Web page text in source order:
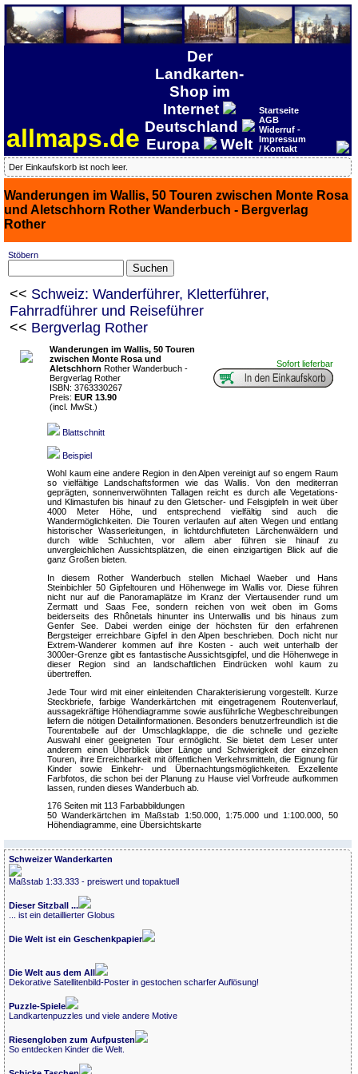
allmaps.de
Der
Landkarten-
Shop im
Internet
Deutschland
Europa
Welt
Startseite
AGB
Widerruf -
Impressum
/ Kontakt
Der Einkaufskorb ist noch leer.
Wanderungen im Wallis, 50 Touren zwischen Monte Rosa
und Aletschhorn Rother Wanderbuch - Bergverlag
Rother
Stöbern
<< Schweiz: Wanderführer, Kletterführer,
Fahrradführer und Reiseführer
<< Bergverlag Rother
Wanderungen im Wallis, 50 Touren
zwischen Monte Rosa und
Aletschhorn Rother Wanderbuch -
Bergverlag Rother
ISBN: 3763330267
Preis: EUR 13.90
(incl. MwSt.)
Sofort lieferbar
Blattschnitt
Beispiel
Wohl kaum eine andere Region in den Alpen vereinigt auf so engem Raum
so vielfältige Landschaftsformen wie das Wallis. Von den mediterran
geprägten, sonnenverwöhnten Tallagen reicht es durch alle Vegetations-
und Klimastufen bis hinauf zu den Gletscher- und Felsgipfeln in weit über
4000 Meter Höhe, und entsprechend vielfältig sind auch die
Wandermöglichkeiten. Die Touren verlaufen auf alten Wegen und entlang
historischer Wasserleitungen, in lichtdurchfluteten Lärchenwäldern und
durch wilde Schluchten, vor allem aber führen sie hinauf zu
unvergleichlichen Aussichtsplätzen, die einen einzigartigen Blick auf die
ganz Großen bieten.
In diesem Rother Wanderbuch stellen Michael Waeber und Hans
Steinbichler 50 Gipfeltouren und Höhenwege im Wallis vor. Diese führen
nicht nur auf die Panoramaplätze im Kranz der Viertausender rund um
Zermatt und Saas Fee, sondern reichen von weit oben im Goms
beiderseits des Rhônetals hinunter ins Unterwallis und bis hinaus zum
Genfer See. Dabei werden einige der höchsten für den erfahrenen
Bergsteiger erreichbare Gipfel in den Alpen beschrieben. Doch nicht nur
Extrem-Wanderer kommen auf ihre Kosten - auch weit unterhalb der
3000er-Grenze gibt es fantastische Aussichtsgipfel, und die Höhenwege in
dieser Region sind an landschaftlichen Eindrücken wohl kaum zu
übertreffen.
Jede Tour wird mit einer einleitenden Charakterisierung vorgestellt. Kurze
Steckbriefe, farbige Wanderkärtchen mit eingetragenem Routenverlauf,
aussagekräftige Höhendiagramme sowie ausführliche Wegbeschreibungen
liefern die nötigen Detailinformationen. Besonders benutzerfreundlich ist die
Tourentabelle auf der Umschlagklappe, die die schnelle und gezielte
Auswahl einer geeigneten Tour ermöglicht. Sie bietet dem Leser unter
anderem einen Überblick über Länge und Schwierigkeit der einzelnen
Touren, ihre Erreichbarkeit mit öffentlichen Verkehrsmitteln, die Eignung für
Kinder sowie Einkehr- und Übernachtungsmöglichkeiten. Exzellente
Farbfotos, die schon bei der Planung zu Hause viel Vorfreude aufkommen
lassen, runden dieses Wanderbuch ab.
176 Seiten mit 113 Farbabbildungen
50 Wanderkärtchen im Maßstab 1:50.000, 1:75.000 und 1:100.000, 50
Höhendiagramme, eine Übersichtskarte
Schweizer Wanderkarten
Maßstab 1:33.333 - preiswert und topaktuell
Dieser Sitzball ...
... ist ein detaillierter Globus
Die Welt ist ein Geschenkpapier
Die Welt aus dem All
Dekorative Satellitenbild-Poster in gestochen scharfer Auflösung!
Puzzle-Spiele
Landkartenpuzzles und viele andere Motive
Riesengloben zum Aufpusten
So entdecken Kinder die Welt.